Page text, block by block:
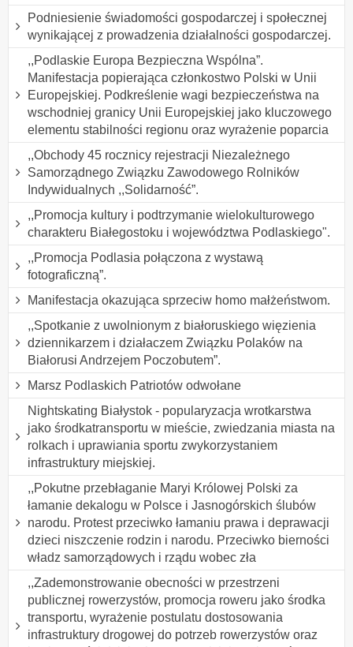
Podniesienie świadomości gospodarczej i społecznej
wynikającej z prowadzenia działalności gospodarczej.
,,Podlaskie Europa Bezpieczna Wspólna”.
Manifestacja popierająca członkostwo Polski w Unii
Europejskiej. Podkreślenie wagi bezpieczeństwa na
wschodniej granicy Unii Europejskiej jako kluczowego
elementu stabilności regionu oraz wyrażenie poparcia
,,Obchody 45 rocznicy rejestracji Niezależnego
Samorządnego Związku Zawodowego Rolników
Indywidualnych ,,Solidarność”.
,,Promocja kultury i podtrzymanie wielokulturowego
charakteru Białegostoku i województwa Podlaskiego".
,,Promocja Podlasia połączona z wystawą
fotograficzną”.
Manifestacja okazująca sprzeciw homo małżeństwom.
,,Spotkanie z uwolnionym z białoruskiego więzienia
dziennikarzem i działaczem Związku Polaków na
Białorusi Andrzejem Poczobutem”.
Marsz Podlaskich Patriotów odwołane
Nightskating Białystok - popularyzacja wrotkarstwa
jako środkatransportu w mieście, zwiedzania miasta na
rolkach i uprawiania sportu zwykorzystaniem
infrastruktury miejskiej.
,,Pokutne przebłaganie Maryi Królowej Polski za
łamanie dekalogu w Polsce i Jasnogórskich ślubów
narodu. Protest przeciwko łamaniu prawa i deprawacji
dzieci niszczenie rodzin i narodu. Przeciwko bierności
władz samorządowych i rządu wobec zła
,,Zademonstrowanie obecności w przestrzeni
publicznej rowerzystów, promocja roweru jako środka
transportu, wyrażenie postulatu dostosowania
infrastruktury drogowej do potrzeb rowerzystów oraz